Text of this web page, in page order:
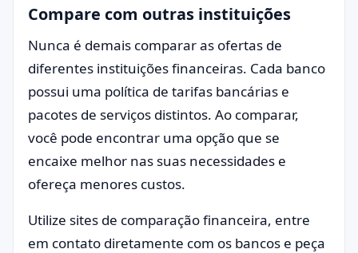
Compare com outras instituições
Nunca é demais comparar as ofertas de
diferentes instituições financeiras. Cada banco
possui uma política de tarifas bancárias e
pacotes de serviços distintos. Ao comparar,
você pode encontrar uma opção que se
encaixe melhor nas suas necessidades e
ofereça menores custos.
Utilize sites de comparação financeira, entre
em contato diretamente com os bancos e peça